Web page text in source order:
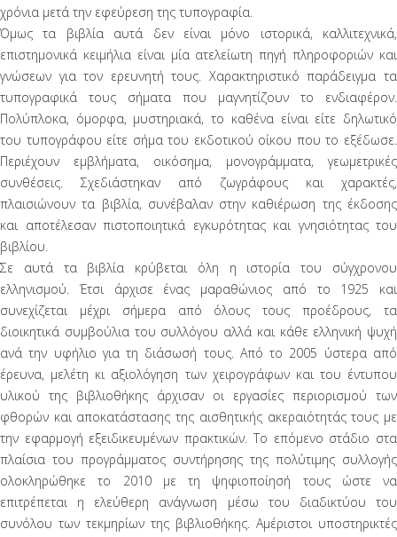
χρόνια μετά την εφεύρεση της τυπογραφία.
Όμως τα βιβλία αυτά δεν είναι μόνο ιστορικά, καλλιτεχνικά,
επιστημονικά κειμήλια είναι μία ατελείωτη πηγή πληροφοριών και
γνώσεων για τον ερευνητή τους. Χαρακτηριστικό παράδειγμα τα
τυπογραφικά τους σήματα που μαγνητίζουν το ενδιαφέρον.
Πολύπλοκα, όμορφα, μυστηριακά, το καθένα είναι είτε δηλωτικό
του τυπογράφου είτε σήμα του εκδοτικού οίκου που το εξέδωσε.
Περιέχουν εμβλήματα, οικόσημα, μονογράμματα, γεωμετρικές
συνθέσεις. Σχεδιάστηκαν από ζωγράφους και χαρακτές,
πλαισιώνουν τα βιβλία, συνέβαλαν στην καθιέρωση της έκδοσης
και αποτέλεσαν πιστοποιητικά εγκυρότητας και γνησιότητας του
βιβλίου.
Σε αυτά τα βιβλία κρύβεται όλη η ιστορία του σύγχρονου
ελληνισμού. Έτσι άρχισε ένας μαραθώνιος από το 1925 και
συνεχίζεται μέχρι σήμερα από όλους τους προέδρους, τα
διοικητικά συμβούλια του συλλόγου αλλά και κάθε ελληνική ψυχή
ανά την υφήλιο για τη διάσωσή τους. Από το 2005 ύστερα από
έρευνα, μελέτη κι αξιολόγηση των χειρογράφων και του έντυπου
υλικού της βιβλιοθήκης άρχισαν οι εργασίες περιορισμού των
φθορών και αποκατάστασης της αισθητικής ακεραιότητάς τους με
την εφαρμογή εξειδικευμένων πρακτικών. Το επόμενο στάδιο στα
πλαίσια του προγράμματος συντήρησης της πολύτιμης συλλογής
ολοκληρώθηκε το 2010 με τη ψηφιοποίησή τους ώστε να
επιτρέπεται η ελεύθερη ανάγνωση μέσω του διαδικτύου του
συνόλου των τεκμηρίων της βιβλιοθήκης. Αμέριστοι υποστηρικτές